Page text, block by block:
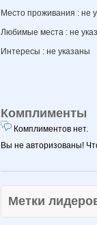
Место проживания : не
Любимые места : не
Интересы : не указаны
Комплименты
Комплиментов нет.
Вы не авторизованы!
Метки